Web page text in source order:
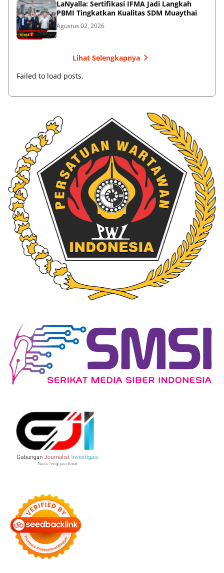
LaNyalla: Sertifikasi IFMA Jadi Langkah
PBMI Tingkatkan Kualitas SDM Muaythai
Agustus 02, 2026
Lihat Selengkapnya
Failed to load posts.